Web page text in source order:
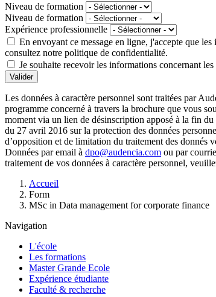
Niveau de formation
Niveau de formation
Expérience professionnelle
En envoyant ce message en ligne, j'accepte que
consultez notre politique de confidentialité.
Je souhaite recevoir les informations concernant
Valider
Les données à caractère personnel sont traitées par
programme concerné à travers la brochure que vous
moment via un lien de désinscription apposé à la fin
du 27 avril 2016 sur la protection des données
d’opposition et de limitation du traitement des donnés
Données par email à dpo@audencia.com ou par
traitement de vos données à caractère personnel,
d'Ariane
Accueil
Form
MSc in Data management for corporate finance
Navigation
L'école
Les formations
Master Grande Ecole
Expérience étudiante
Faculté & recherche